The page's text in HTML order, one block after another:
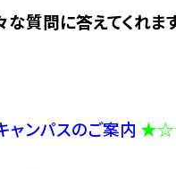
質問に答えてくれま
ンパスのご案内